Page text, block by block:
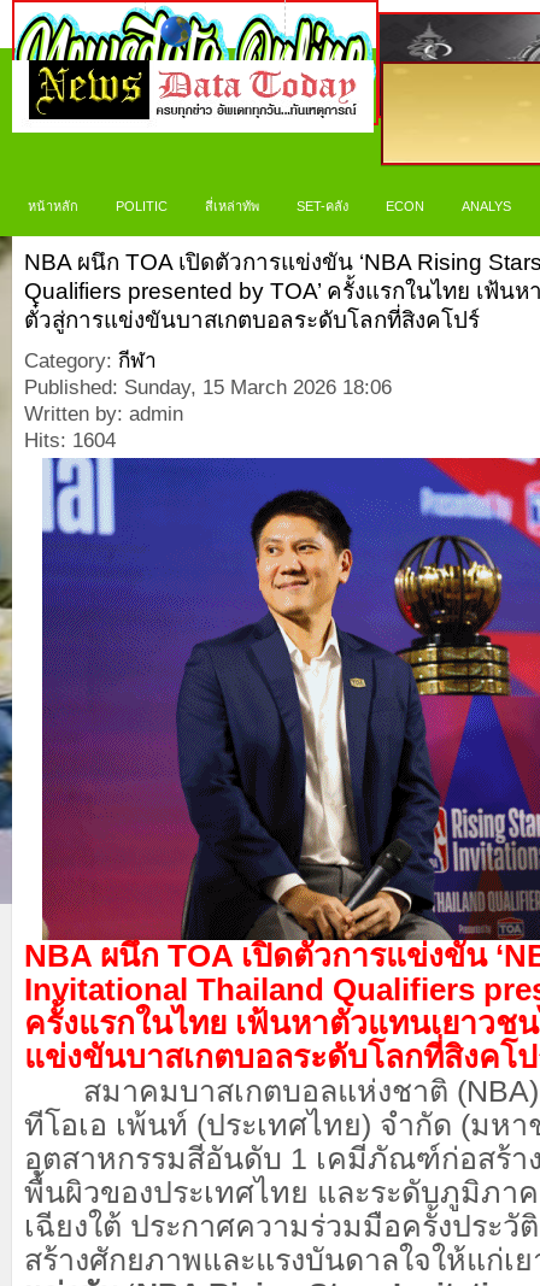
หน้าหลัก POLITIC สี่เหล่าทัพ SET-คลัง ECON ANALYS
NBA ผนึก TOA เปิดตัวการแข่งขัน ‘NBA Rising
Qualifiers presented by TOA’ ครั้งแรกในไทย เฟ้น
ตั๋วสู่การแข่งขันบาสเกตบอลระดับโลกที่สิงคโปร์
Category: กีฬา
Published: Sunday, 15 March 2026 18:06
Written by: admin
Hits: 1604
NBA ผนึก TOA เปิดตัวการแข่งขัน
Invitational Thailand Qualifiers
ครั้งแรกในไทย เฟ้นหาตัวแทนเยาวช
แข่งขันบาสเกตบอลระดับโลกที่สิงคโ
สมาคมบาสเกตบอลแห่งชาติ (NBA)
ทีโอเอ เพ้นท์ (ประเทศไทย) จำกัด (มห
อุตสาหกรรมสีอันดับ 1 เคมีภัณฑ์ก่อสร้า
พื้นผิวของประเทศไทย และระดับภูมิภา
เฉียงใต้ ประกาศความร่วมมือครั้งประวั
สร้างศักยภาพและแรงบันดาลใจให้แก่เ